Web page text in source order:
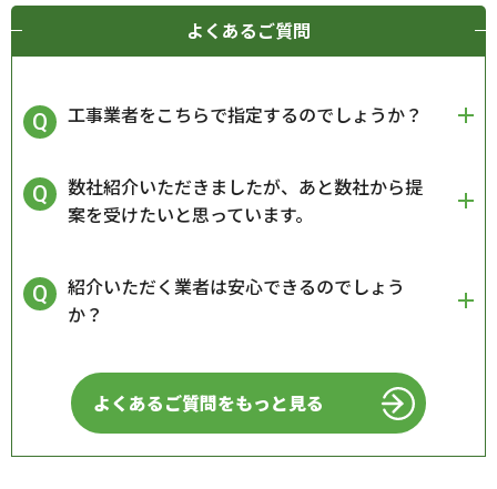
よくあるご質問
工事業者をこちらで指定するのでしょうか？
数社紹介いただきましたが、あと数社から提
案を受けたいと思っています。
紹介いただく業者は安心できるのでしょう
か？
よくあるご質問をもっと見る